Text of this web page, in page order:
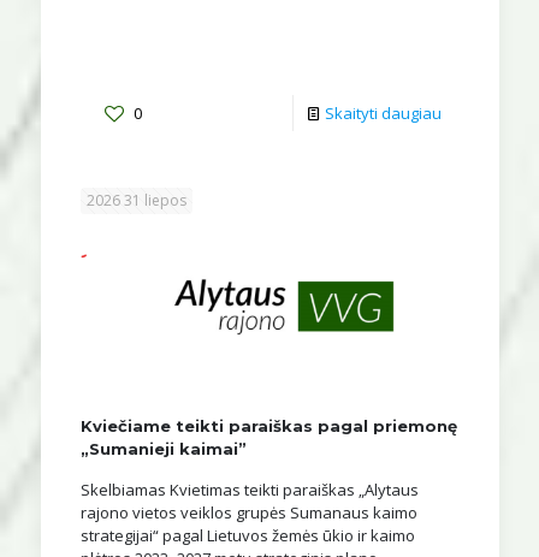
0 Skaityti daugiau
2026 31 liepos
Kviečiame teikti paraiškas pagal priemonę
„Sumanieji kaimai”
Skelbiamas Kvietimas teikti paraiškas „Alytaus
rajono vietos veiklos grupės Sumanaus kaimo
strategijai“ pagal Lietuvos žemės ūkio ir kaimo